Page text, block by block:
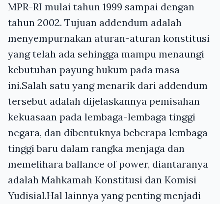
MPR-RI mulai tahun 1999 sampai dengan
tahun 2002. Tujuan addendum adalah
menyempurnakan aturan-aturan konstitusi
yang telah ada sehingga mampu menaungi
kebutuhan payung hukum pada masa
ini.Salah satu yang menarik dari addendum
tersebut adalah dijelaskannya pemisahan
kekuasaan pada lembaga-lembaga tinggi
negara, dan dibentuknya beberapa lembaga
tinggi baru dalam rangka menjaga dan
memelihara ballance of power, diantaranya
adalah Mahkamah Konstitusi dan Komisi
Yudisial.Hal lainnya yang penting menjadi